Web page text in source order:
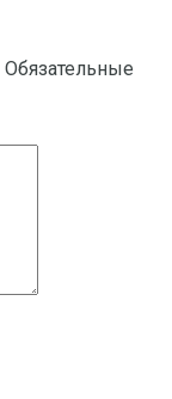
Обязательные